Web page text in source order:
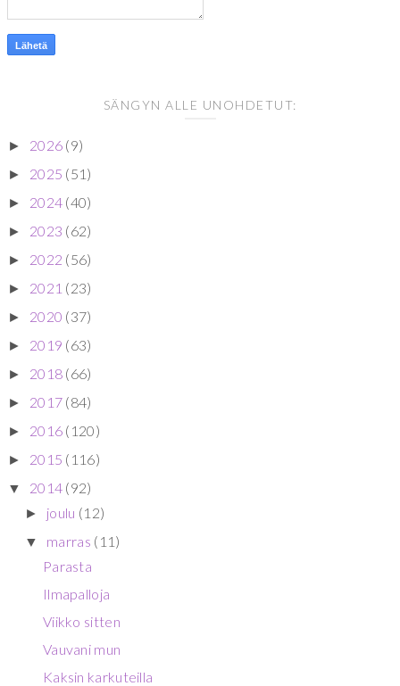
SÄNGYN ALLE UNOHDETUT:
► 2026 (9)
► 2025 (51)
► 2024 (40)
► 2023 (62)
► 2022 (56)
► 2021 (23)
► 2020 (37)
► 2019 (63)
► 2018 (66)
► 2017 (84)
► 2016 (120)
► 2015 (116)
▼ 2014 (92)
► joulu (12)
▼ marras (11)
Parasta
Ilmapalloja
Viikko sitten
Vauvani mun
Kaksin karkuteilla